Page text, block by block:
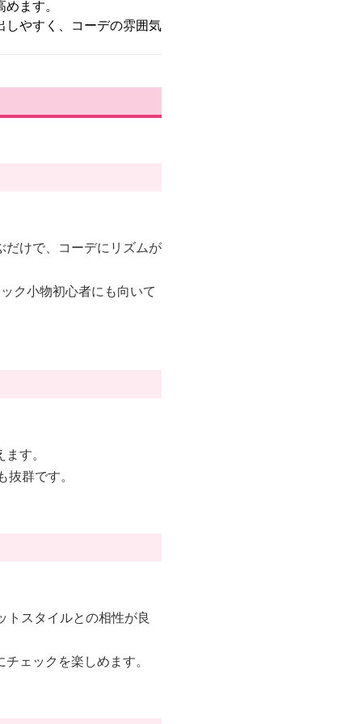
ます。
やすく、コーデの雰囲気
けで、コーデにリズムが
ク小物初心者にも向いて
す。
群です。
スタイルとの相性が良
ェックを楽しめます。